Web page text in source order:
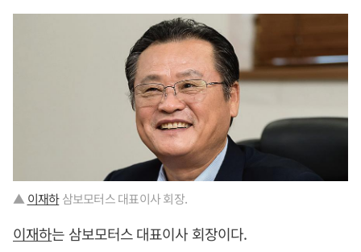
▲ 이재하삼보모터스 대표이사 회장.
이재하는 삼보모터스 대표이사 회장이다.